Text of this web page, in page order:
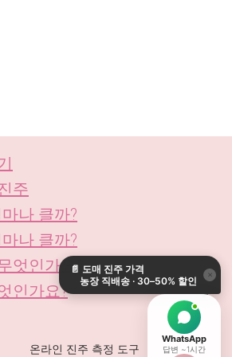
주
나 클까?
나 클까?
엇인가요?
인가요?
온라인 진주 측정 도구
📄 도매 진주 가격
농장 직배송 · 30–50% 할인
×
WhatsApp
답변 ~1시간